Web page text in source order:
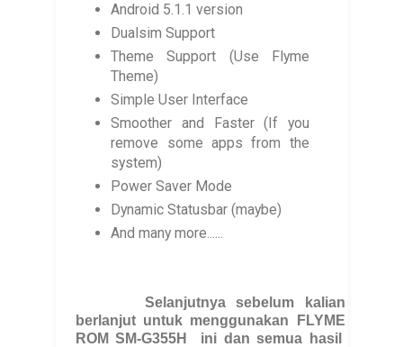
Android 5.1.1 version
Dualsim Support
Theme Support (Use Flyme
Theme)
Simple User Interface
Smoother and Faster (If you
remove some apps from the
system)
Power Saver Mode
Dynamic Statusbar (maybe)
And many more......
Selanjutnya sebelum kalian
berlanjut untuk menggunakan
FLYME
ROM SM-G355H
ini dan semua hasil